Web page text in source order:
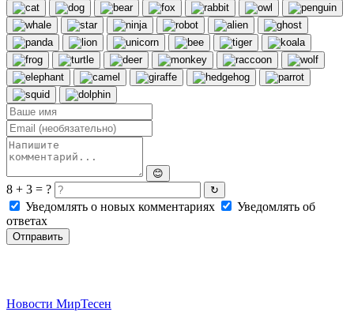
😊
8 + 3 = ? ↻
Уведомлять о новых комментариях
Уведомлять об
ответах
Отправить
Новости МирТесен